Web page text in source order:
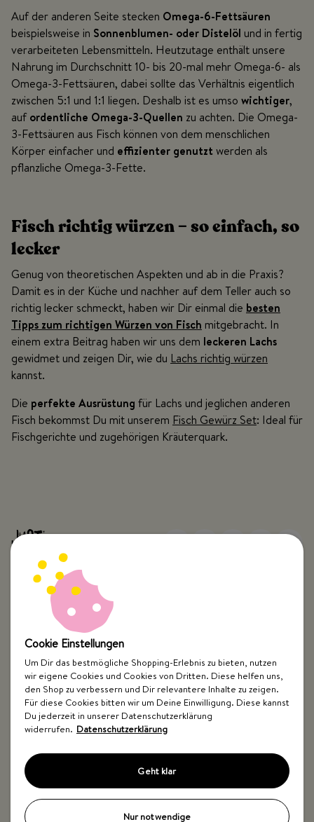
Auf der anderen Seite stecken Omega-6-Fettsäuren
beispielsweise in Sonnenblumen- oder Distelöl und in fertig
verarbeiteten Lebensmitteln. Heutzutage enthält unsere
Nahrung im Durchschnitt 10- bis 20-mal mehr Omega-6- als
Omega-3-Fettsäuren, dabei sollte das Verhältnis eigentlich
zwischen 5:1 und 1:1 liegen. Deshalb ist es umso wichtiger,
aufordentliche Omega-3-Quellen zu achten. Die Omega-
3-Fettsäuren aus Fisch können von dem menschlichen
Körper einfacher und effizienter genutztwerden als
pflanzliche Omega-3-Fette.
Fisch richtig würzen – so einfach, so
lecker
Genug von theoretischen Aspekten und ab in die Praxis?
Damit es in der Küche und nachher auf dem Teller auch so
richtig lecker schmeckt, haben wir Dir einmal die besten
Tipps zum richtigen Würzen von Fisch mitgebracht. In
einem extra Beitrag haben wir uns dem leckeren Lachs
gewidmet und zeigen Dir, wie du Lachs richtig würzen
kannst.
Die perfekte Ausrüstung für Lachs und jeglichen anderen
Fisch bekommst Du mit unserem Fisch Gewürz Set: Ideal für
Fischgerichte und zugehörigen Kräuterquark.
Top Kategorien
Just Spices
Hilfe & Kontakt
ImpressumAGBWiderrufsbelehrungDatenschutzBarrierefreiheit
Cookie Einstellungen
Um Dir das bestmögliche Shopping-Erlebnis zu bieten, nutzen
wir eigene Cookies und Cookies von Dritten. Diese helfen uns,
den Shop zu verbessern und Dir relevantere Inhalte zu zeigen.
Für diese Cookies bitten wir um Deine Einwilligung. Diese kannst
Du jederzeit in unserer Datenschutzerklärung
widerrufen. Datenschutzerklärung
Geht klar
Nur notwendige